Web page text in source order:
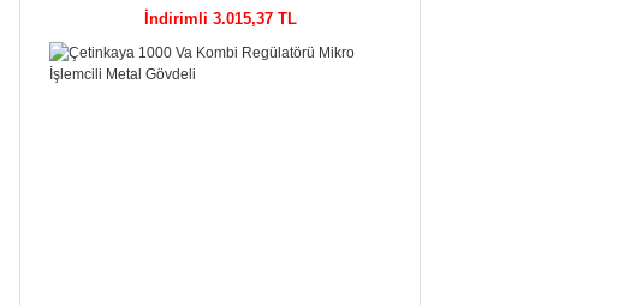
İndirimli 3.015,37 TL